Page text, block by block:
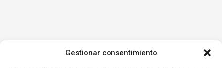
Gestionar consentimiento